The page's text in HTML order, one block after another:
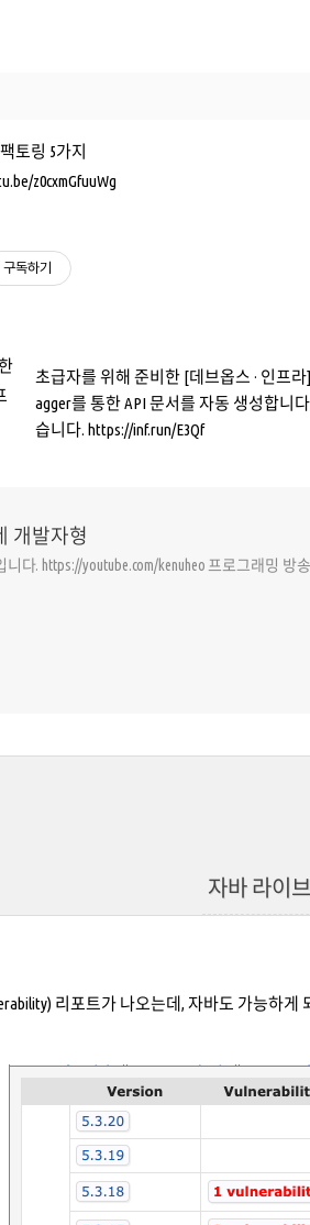
토링 5가지
z0cxmGfuuWg
구독하기
초급자를 위해 준비한 [데브옵스 · 인프
agger를 통한 API 문서를 자동 생성합니
습니다. https://inf.run/E3Qf
개발자형
다. https://youtube.com/kenuheo 프로그래밍 방송
자바 라이
리포트가 나오는데, 자바도 가능하